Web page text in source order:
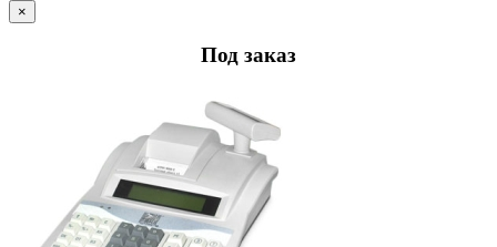
×
Под заказ